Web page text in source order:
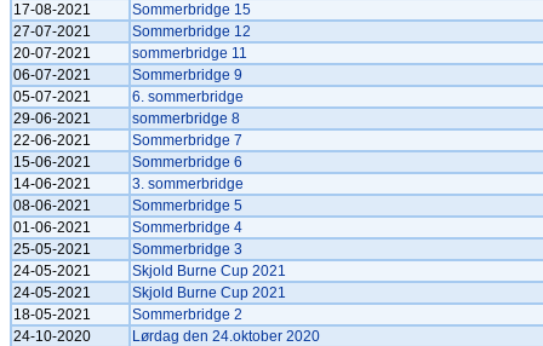
17-08-2021
Sommerbridge 15
27-07-2021
Sommerbridge 12
20-07-2021
sommerbridge 11
06-07-2021
Sommerbridge 9
05-07-2021
6. sommerbridge
29-06-2021
sommerbridge 8
22-06-2021
Sommerbridge 7
15-06-2021
Sommerbridge 6
14-06-2021
3. sommerbridge
08-06-2021
Sommerbridge 5
01-06-2021
Sommerbridge 4
25-05-2021
Sommerbridge 3
24-05-2021
Skjold Burne Cup 2021
24-05-2021
Skjold Burne Cup 2021
18-05-2021
Sommerbridge 2
24-10-2020
Lørdag den 24.oktober 2020